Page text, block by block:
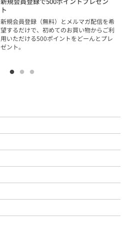
ト
新規会員登録（無料）とメルマガ配信を希
望するだけで、初めてのお買い物からご利
用いただける500ポイントをどーんとプレ
ゼント。